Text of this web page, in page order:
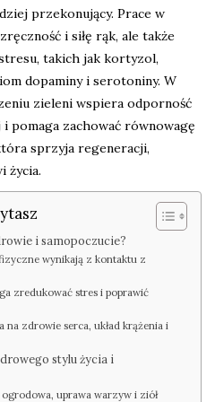
przekonujący. Prace w
i siłę rąk, ale także
takich jak kortyzol,
dopaminy i serotoniny. W
zieleni wspiera odporność
pomaga zachować równowagę
sprzyja regeneracji,
życia.
i samopoczucie?
wynikają z kontaktu z
zredukować stres i poprawić
na zdrowie serca, układ krążenia i
stylu życia i
uprawa warzyw i ziół